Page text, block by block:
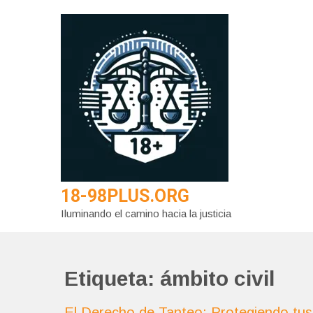
18-98PLUS.ORG
Iluminando el camino hacia la justicia
Etiqueta: ámbito civil